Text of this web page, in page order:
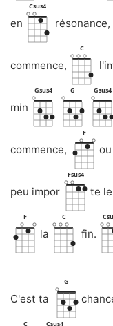
en
Csus4
résonance,
commence,
C
min
Gsus4 G Gsus4
commence,
F
peu impor
Fsus4
te
F
la
C
fin.
C'est ta
G
C Csus4